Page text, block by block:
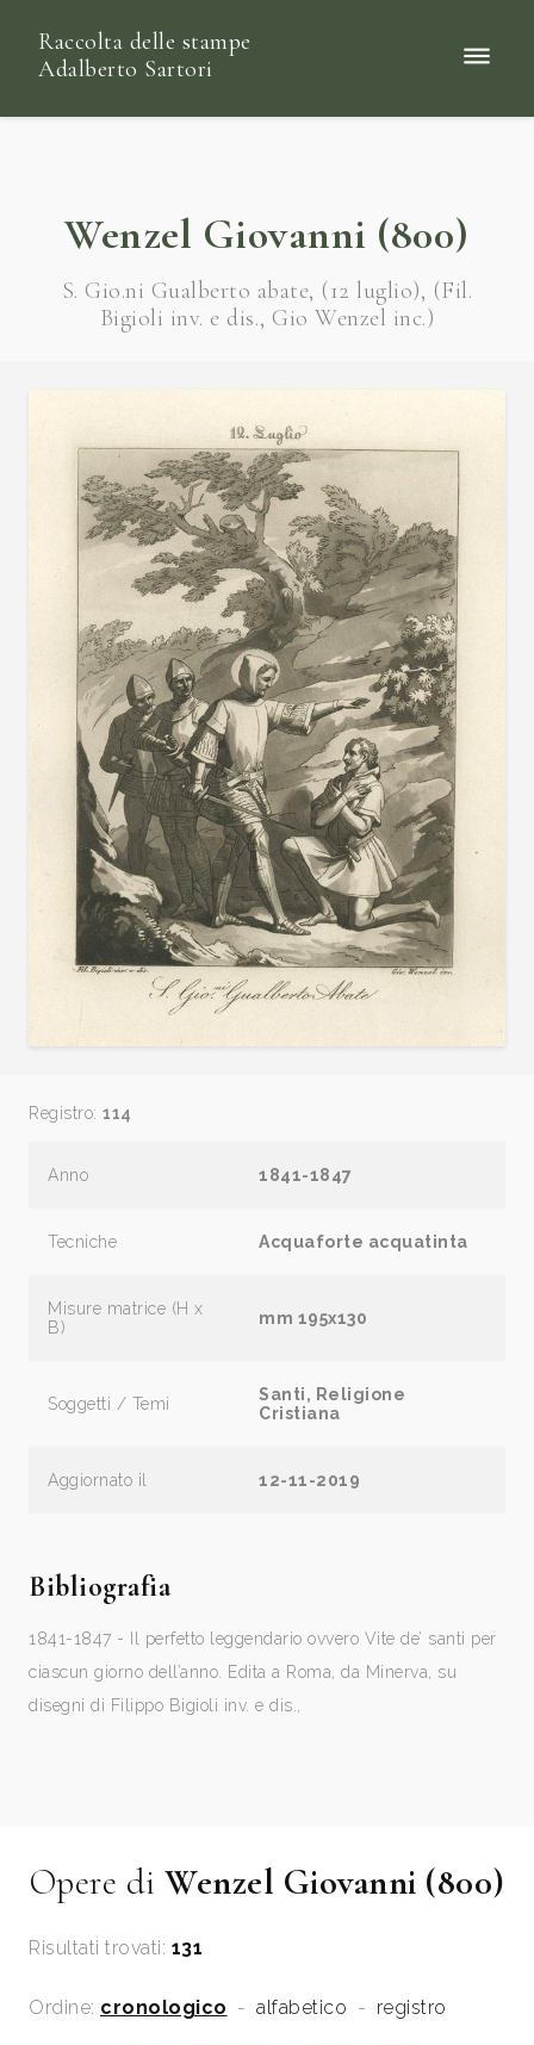
Raccolta delle stampe
Adalberto Sartori
Wenzel Giovanni (800)
S. Gio.ni Gualberto abate, (12 luglio), (Fil.
Bigioli inv. e dis., Gio Wenzel inc.)
Registro: 114
Anno 1841-1847
Tecniche Acquaforte acquatinta
Misure matrice (H x
B)
mm 195x130
Soggetti / Temi
Santi, Religione
Cristiana
Aggiornato il 12-11-2019
Bibliografia
1841-1847 - Il perfetto leggendario ovvero Vite de’ santi per
ciascun giorno dell’anno. Edita a Roma, da Minerva, su
disegni di Filippo Bigioli inv. e dis.,
Opere di Wenzel Giovanni (800)
Risultati trovati: 131
Ordine: cronologico - alfabetico - registro